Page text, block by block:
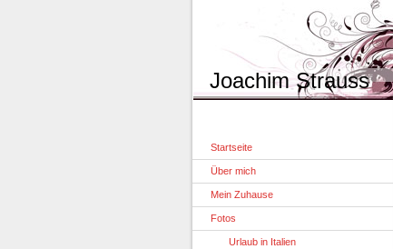
Joachim Strauss
Startseite
Über mich
Mein Zuhause
Fotos
Urlaub in Italien